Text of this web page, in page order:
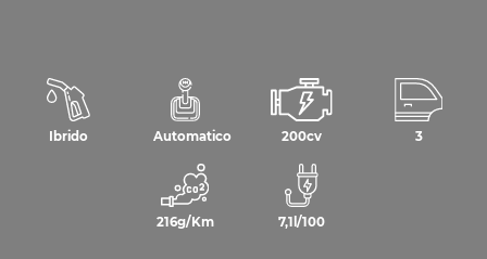
Ibrido Automatico 200cv 3
216g/Km 7,1l/100